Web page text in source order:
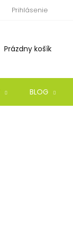
Prihlásenie
Nákupný
Prázdny košík
BLOG